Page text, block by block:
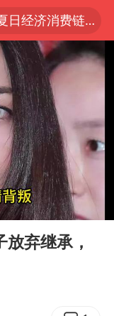
跨界融合拉长夏日经济消费链条
上海轨交全网络地面高架区段限速运行
沿海
化
警
斯诺克中国公开赛刘宏宇击败霍金斯
2026年7月份居民消费价格同比上涨0.5%
伯克希尔净买入约200亿美元股票
出现
05:46
弃继承，